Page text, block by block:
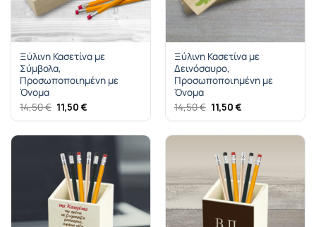
Ξύλινη Κασετίνα με
Σύμβολα,
Προσωποποιημένη με
Όνομα
14,50€ Original
price
was:
14,50 €.
11,50 €Η
τιμή
είναι:
Ξύλινη Κασετίνα με
Δεινόσαυρο,
Προσωποποιημένη με
Όνομα
14,50€ Original
price
was:
14,50 €.
11,50 €Η
τιμή
είναι: